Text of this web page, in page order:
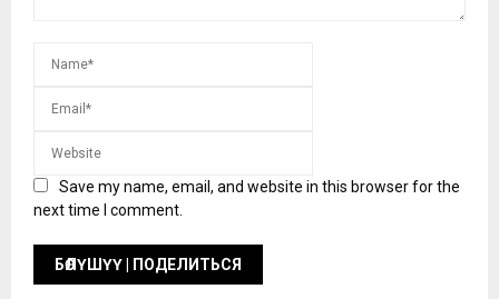
Save my name, email, and website in this browser for the
next time I comment.